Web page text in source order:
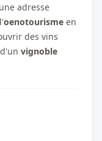
adresse
oenotourisme en
des vins
vignoble